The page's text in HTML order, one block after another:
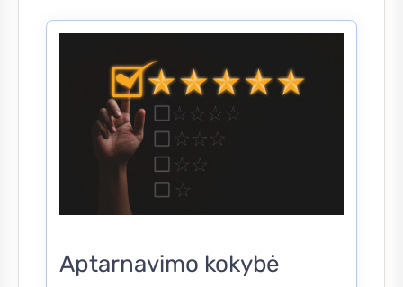
Aptarnavimo kokybė